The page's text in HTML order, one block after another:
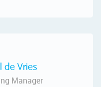
de Vries
Manager